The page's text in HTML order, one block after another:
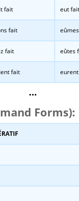
fait eut fait
fait
fait eûtes
fait
…
Forms):